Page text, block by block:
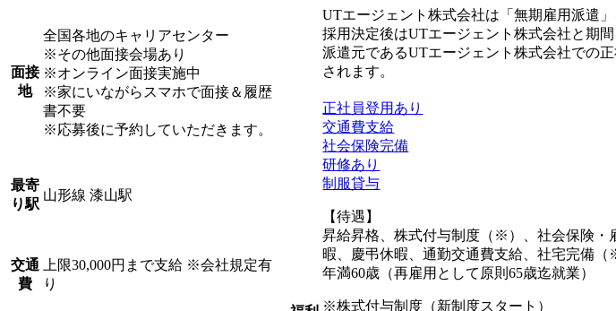
面接
地
全国各地のキャリアセンター
※その他面接会場あり
※オンライン面接実施中
※家にいながらスマホで面接＆履歴
書不要
※応募後に予約していただきます。
最寄
り駅
山形線 漆山駅
交通
費
上限30,000円まで支給 ※会社規定有
り
UTエージェント株式会社は「無期雇用派遣」
採用決定後はUTエージェント株式会社と期
派遣元であるUTエージェント株式会社での
されます。
正社員登用あり
交通費支給
社会保険完備
研修あり
制服貸与
【待遇】
昇給昇格、株式付与制度（※）、社会保険・
暇、慶弔休暇、通勤交通費支給、社宅完備
年満60歳（再雇用として原則65歳迄就業）
※株式付与制度（新制度スタート）